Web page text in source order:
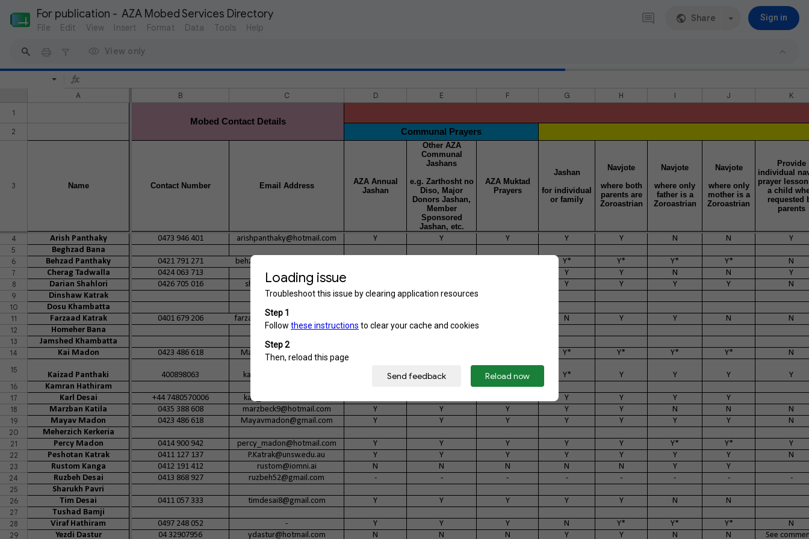
For publication -  AZA Mobed Services Directory Share Sign in
File Edit View Insert Format Data Tools Help
View only
A B C D E F G H I J
K
1
Mobed Contact Details
2 Communal Prayers
3 Name Contact Number Email Address
AZA Annual
Jashan
Other AZA
Communal
Jashans
e.g. Zarthosht no
Diso, Major
Donors Jashan,
Member
Sponsored
Jashan, etc.
AZA Muktad
Prayers
Jashan
for individual
or family
Navjote
where both
parents are
Zoroastrian
Navjote
where only
father is a
Zoroastrian
Navjote
where only
mother is a
Zoroastrian
Provide
individual
prayer
a child
requested
parents
4 Arish Panthaky 0473 946 401 arishpanthaky@hotmail.com Y Y Y Y Y N N
Y
5
Beghzad Bana
6
Behzad Panthaky 0421 791 271 behzadpanthaky@gmail.com Y* Y* Y* Y*
N
7
Cherag Tadwalla 0424 063 713 cheragt@gmail.com Y Y N N
Y
8
Darian Shahlori 0426 705 016 shahlorid@hotmail.com Y Y Y Y
N
9
Dinshaw Katrak
10
Dosu Khambatta
11
Farzaad Katrak 0401 679 206 farzaadkatrak006@gmail.com N Y Y N
N
12
Homeher Bana
13
Jamshed Khambatta
14
Kai Madon 0423 486 618 Mayavmadon@gmail.com Y* Y* Y* Y*
N
15
Kaizad Panthaki 400898063 kaizad28@yahoo.com.au Y Y Y* Y Y Y
Y
16
Kamran Hathiram
17
Karl Desai +44 7480570006 karl_desai@hotmail.com Y Y Y
Y
18
Marzban Katila 0435 388 608 marzbeck9@hotmail.com Y Y Y Y Y N N
N
19
Mayav Madon 0423 486 618 Mayavmadon@gmail.com Y Y Y Y Y Y Y
N
20
Meherzich Kerkeria
21
Percy Madon 0414 900 942 percy_madon@hotmail.com Y Y Y Y Y Y* Y*
Y
22
Peshotan Katrak 0411 127 137 P.Katrak@unsw.edu.au Y Y Y Y Y Y Y
N
23
Rustom Kanga 0412 191 412 rustom@iomni.ai N N N N N Y
Y
24
Ruzbeh Desai 0413 868 927 ruzbeh52@gmail.com - - - - - - -
-
25
Sharukh Pavri
26
Tim Desai 0411 057 333 timdesai8@gmail.com Y Y Y Y Y N
N
27
Tushad Bamji
28
Viraf Hathiram 0497 248 052 - Y Y Y N Y* Y* Y*
N
29
Yezdi Dastur 04 32907956 ydastur@hotmail.com N N N Y Y N N See